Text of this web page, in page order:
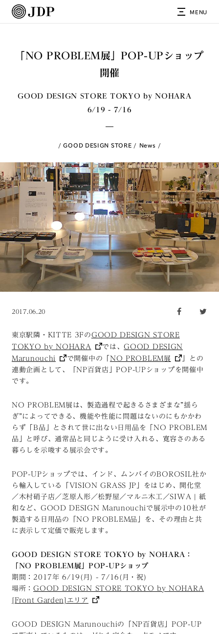
MENU
「NO PROBLEM展」POP-UPショップ
開催
GOOD DESIGN STORE TOKYO by NOHARA
6/19 - 7/16
GOOD DESIGN STORE News
2017.06.20
東京駅隣・KITTE 3FのGOOD DESIGN STORE
TOKYO by NOHARA
では、GOOD DESIGN
Marunouchi
で開催中の「 NO PROBLEM展
」との
連動企画として、「NP百貨店」POP-UPショップを開催中
です。
NO PROBLEM展は、製造過程で起きるさまざまな”揺ら
ぎ”によってできる、機能や性能に問題はないのにもかかわ
らず「B品」とされて世に出ない日用品を「NO PROBLEM
品」と呼び、通常品と同じように受け入れる、寛容さのある
暮らしを示唆する展示会です。
POP-UPショップでは、インド、ムンバイのBOROSIL社か
ら輸入している「VISION GRASS JP」をはじめ、開化堂
／木村硝子店／芝原人形／松野屋／マルニ木工／SIWA | 紙
和など、GOOD DESIGN Marunouchiで展示中の10社が
製造する日用品の「NO PROBLEM品」を、その理由と共
に表示して定価で販売します。
GOOD DESIGN STORE TOKYO by NOHARA：
「NO PROBLEM展」POP-UPショップ
期間：2017年 6/19(月) - 7/16(月・祝)
場所：GOOD DESIGN STORE TOKYO by NOHARA
[Front Garden]エリア
GOOD DESIGN Marunouchiの「NP百貨店」POP-UP